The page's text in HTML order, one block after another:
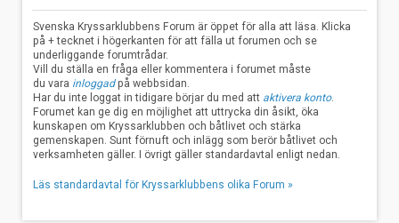
Svenska Kryssarklubbens Forum är öppet för alla att läsa. Klicka
på + tecknet i högerkanten för att fälla ut forumen och se
underliggande forumtrådar.
Vill du ställa en fråga eller kommentera i forumet måste
du vara inloggadpå webbsidan.
Har du inte loggat in tidigare börjar du med att aktivera konto.
Forumet kan ge dig en möjlighet att uttrycka din åsikt, öka
kunskapen om Kryssarklubben och båtlivet och stärka
gemenskapen. Sunt förnuft och inlägg som berör båtlivet och
verksamheten gäller. I övrigt gäller standardavtal enligt nedan.
Läs standardavtal för Kryssarklubbens olika Forum »